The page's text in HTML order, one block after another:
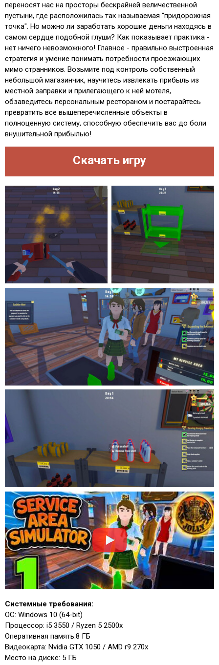
переносят нас на просторы бескрайней величественной
пустыни, где расположилась так называемая "придорожная
точка". Но можно ли заработать хорошие деньги находясь в
самом сердце подобной глуши? Как показывает практика -
нет ничего невозможного! Главное - правильно выстроенная
стратегия и умение понимать потребности проезжающих
мимо странников. Возьмите под контроль собственный
небольшой магазинчик, научитесь извлекать прибыль из
местной заправки и прилегающего к ней мотеля,
обзаведитесь персональным рестораном и постарайтесь
превратить все вышеперечисленные объекты в
полноценную систему, способную обеспечить вас до боли
внушительной прибылью!
Скачать игру
Системные требования:
ОС: Windows 10 (64-bit)
Процессор: i5 3550 / Ryzen 5 2500x
Оперативная память:8 ГБ
Видеокарта: Nvidia GTX 1050 / AMD r9 270x
Место на диске: 5 ГБ